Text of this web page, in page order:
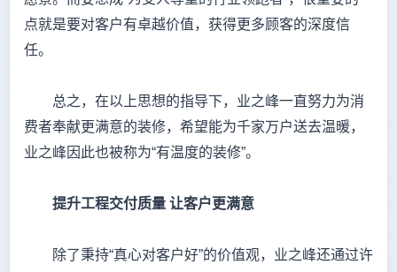
点就是要对客户有卓越价值，获得更多顾客的深度信
任。
总之，在以上思想的指导下，业之峰一直努力为消
费者奉献更满意的装修，希望能为千家万户送去温暖，
业之峰因此也被称为“有温度的装修”。
提升工程交付质量 让客户更满意
除了秉持“真心对客户好”的价值观，业之峰还通过许